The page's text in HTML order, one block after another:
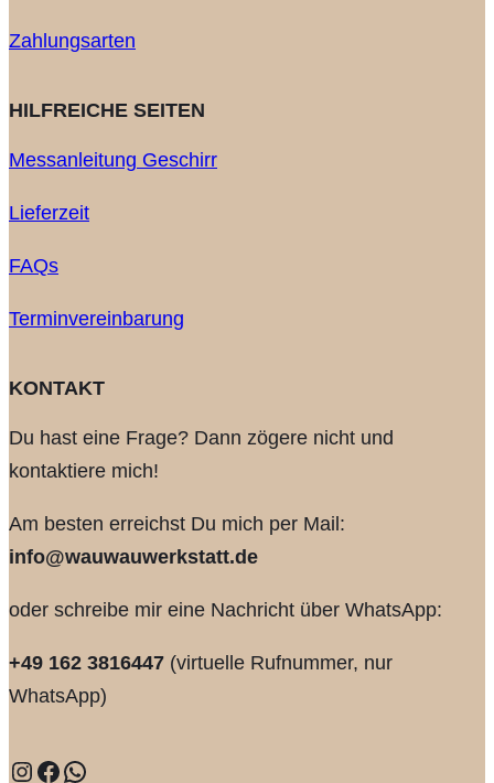
Zahlungsarten
HILFREICHE SEITEN
Messanleitung Geschirr
Lieferzeit
FAQs
Terminvereinbarung
KONTAKT
Du hast eine Frage? Dann zögere nicht und
kontaktiere mich!
Am besten erreichst Du mich per Mail:
info@wauwauwerkstatt.de
oder schreibe mir eine Nachricht über WhatsApp:
+49 162 3816447 (virtuelle Rufnummer, nur
WhatsApp)
Instagram Facebook WhatsApp